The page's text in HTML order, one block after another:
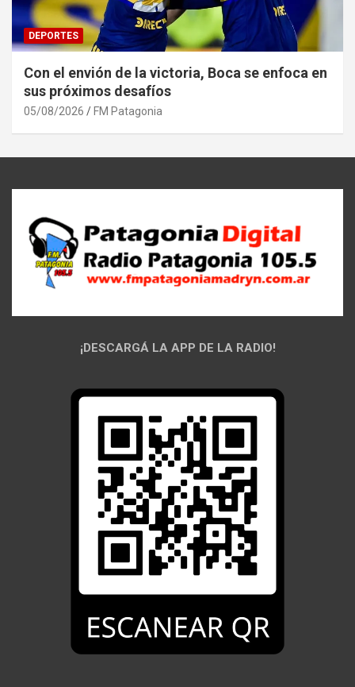
DEPORTES
Con el envión de la victoria, Boca se enfoca en
sus próximos desafíos
05/08/2026 FM Patagonia
¡DESCARGÁ LA APP DE LA RADIO!